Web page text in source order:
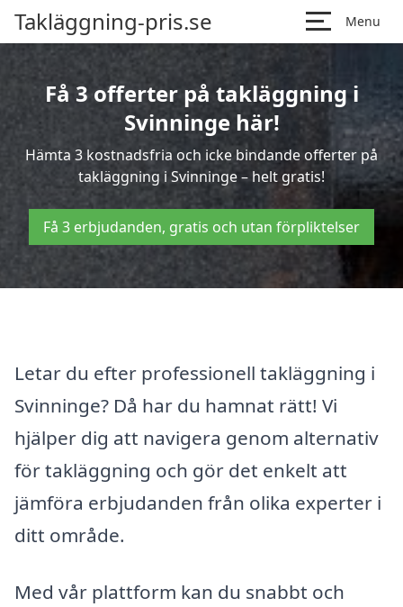
Takläggning-pris.se Menu
Få 3 offerter på takläggning i
Svinninge här!
Hämta 3 kostnadsfria och icke bindande offerter på
takläggning i Svinninge – helt gratis!
Få 3 erbjudanden, gratis och utan förpliktelser
Letar du efter professionell takläggning i
Svinninge? Då har du hamnat rätt! Vi
hjälper dig att navigera genom alternativ
för takläggning och gör det enkelt att
jämföra erbjudanden från olika experter i
ditt område.
Med vår plattform kan du snabbt och